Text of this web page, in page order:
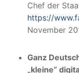
Chef der
https://
November
Ganz
„kleine“